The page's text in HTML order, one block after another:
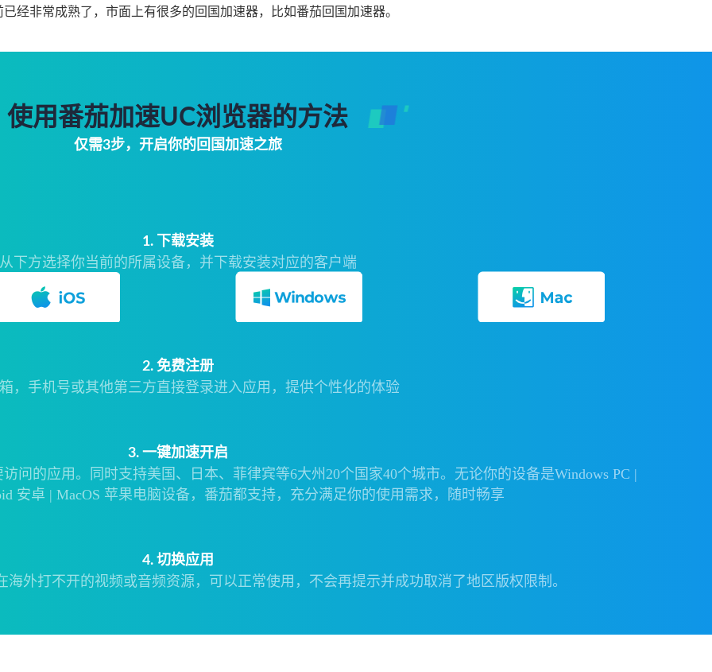
经非常成熟了，市面上有很多的回国加速器，比如番茄回国加速器。
使用番茄加速UC浏览器的方法
仅需3步，开启你的回国加速之旅
1. 下载安装
下方选择你当前的所属设备，并下载安装对应的客户端
2. 免费注册
，手机号或其他第三方直接登录进入应用，提供个性化的体验
3. 一键加速开启
问的应用。同时支持美国、日本、菲律宾等6大州20个国家40个城市。无论你的设备是Windows PC |
安卓 | MacOS 苹果电脑设备，番茄都支持，充分满足你的使用需求，随时畅享
4. 切换应用
外打不开的视频或音频资源，可以正常使用，不会再提示并成功取消了地区版权限制。